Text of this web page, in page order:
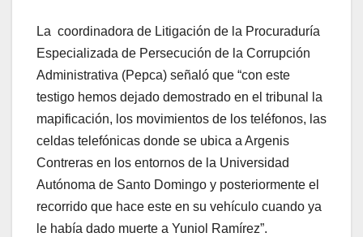
La coordinadora de Litigación de la Procuraduría
Especializada de Persecución de la Corrupción
Administrativa (Pepca) señaló que “con este
testigo hemos dejado demostrado en el tribunal la
mapificación, los movimientos de los teléfonos, las
celdas telefónicas donde se ubica a Argenis
Contreras en los entornos de la Universidad
Autónoma de Santo Domingo y posteriormente el
recorrido que hace este en su vehículo cuando ya
le había dado muerte a Yuniol Ramírez”.